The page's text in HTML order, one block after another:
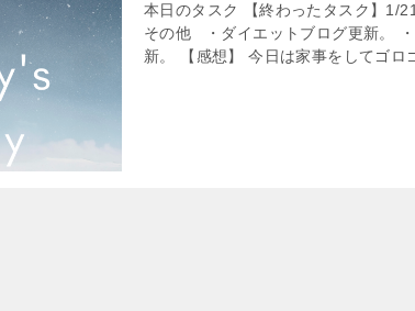
本日のタスク 【終わったタスク】
その他 ・ダイエットブログ更新。
新。 【感想】 今日は家事をしてゴ